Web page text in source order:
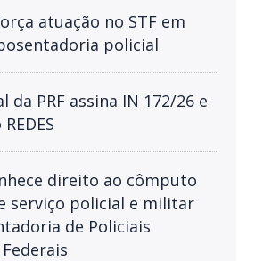
atuação no STF em
policial
da PRF assina IN 172/26 e
direito ao cômputo
serviço policial e militar
de Policiais